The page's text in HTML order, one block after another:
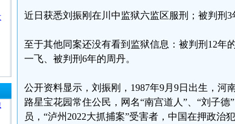
近日获悉刘振刚在川中监狱六监区服刑；被判刑3
至于其他同案还没有看到监狱信息：被判刑12年
一飞、被判刑6年的周丹。
公开资料显示，刘振刚，1987年9月9日出生，
路星宝花园常住公民，网名“南宫道人”、“刘子
员，“泸州2022大抓捕案”受害者，中国在押政治犯